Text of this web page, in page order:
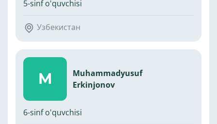
5-sinf o'quvchisi
Узбекистан
M
Muhammadyusuf
Erkinjonov
6-sinf o'quvchisi